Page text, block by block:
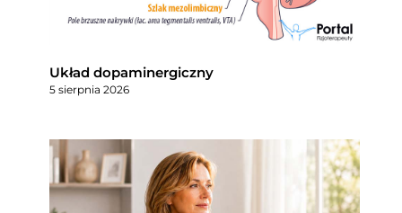
Układ dopaminergiczny
5 sierpnia 2026